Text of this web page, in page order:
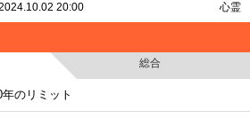
20:00 心霊
総合
のリミット